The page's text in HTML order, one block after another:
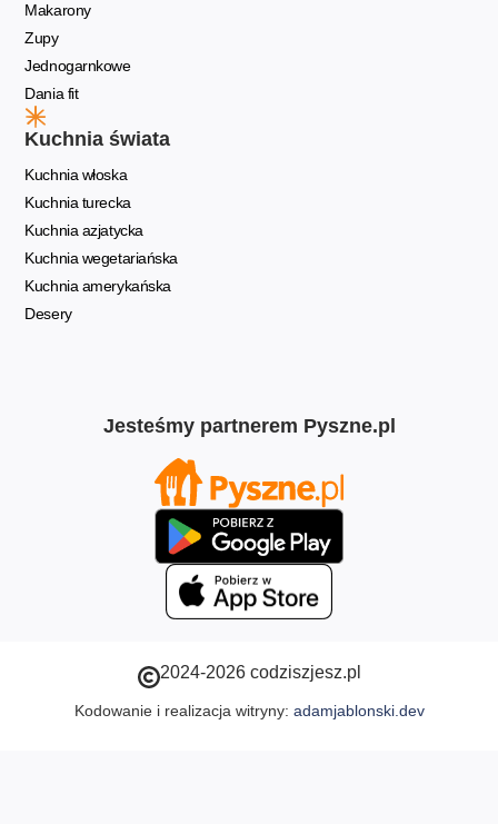
Makarony
Zupy
Jednogarnkowe
Dania fit
Kuchnia świata
Kuchnia włoska
Kuchnia turecka
Kuchnia azjatycka
Kuchnia wegetariańska
Kuchnia amerykańska
Desery
Jesteśmy partnerem Pyszne.pl
2024-2026 codziszjesz.pl
Kodowanie i realizacja witryny: adamjablonski.dev